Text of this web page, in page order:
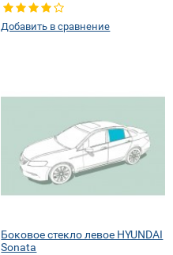
Добавить в сравнение
Боковое стекло левое HYUNDAI
Sonata